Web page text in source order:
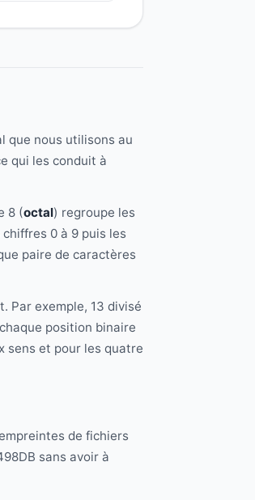
que nous utilisons au
qui les conduit à
8 (octal) regroupe les
0 à 9 puis les
paire de caractères
Par exemple, 13 divisé
position binaire
sens et pour les quatre
de fichiers
sans avoir à